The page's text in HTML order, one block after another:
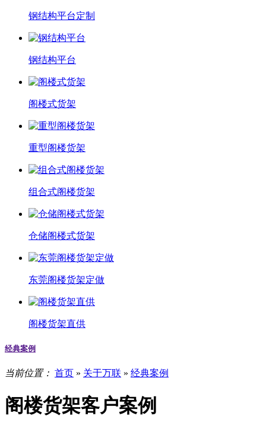
钢结构平台定制
钢结构平台
阁楼式货架
重型阁楼货架
组合式阁楼货架
仓储阁楼式货架
东莞阁楼货架定做
阁楼货架直供
经典案例
当前位置： 首页 » 关于万联 » 经典案例
阁楼货架客户案例